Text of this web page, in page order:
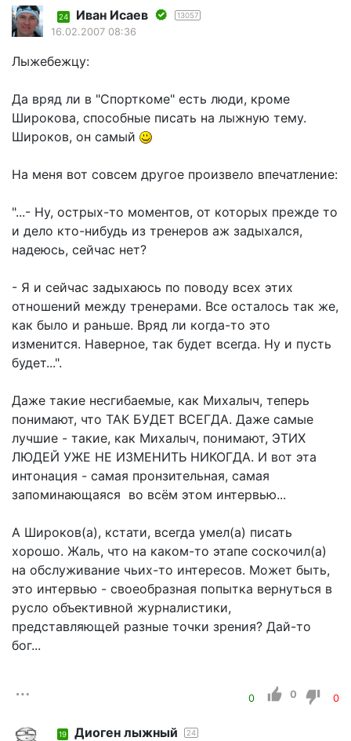
24 Иван Исаев 13057
16.02.2007 08:36
Лыжебежцу:
Да вряд ли в "Спорткоме" есть люди, кроме
Широкова, способные писать на лыжную тему.
Широков, он самый
На меня вот совсем другое произвело впечатление:
"...- Ну, острых-то моментов, от которых прежде то
и дело кто-нибудь из тренеров аж задыхался,
надеюсь, сейчас нет?
- Я и сейчас задыхаюсь по поводу всех этих
отношений между тренерами. Все осталось так же,
как было и раньше. Вряд ли когда-то это
изменится. Наверное, так будет всегда. Ну и пусть
будет...".
Даже такие несгибаемые, как Михалыч, теперь
понимают, что ТАК БУДЕТ ВСЕГДА. Даже самые
лучшие - такие, как Михалыч, понимают, ЭТИХ
ЛЮДЕЙ УЖЕ НЕ ИЗМЕНИТЬ НИКОГДА. И вот эта
интонация - самая пронзительная, самая
запоминающаяся во всём этом интервью...
А Широков(а), кстати, всегда умел(а) писать
хорошо. Жаль, что на каком-то этапе соскочил(а)
на обслуживание чьих-то интересов. Может быть,
это интервью - своеобразная попытка вернуться в
русло объективной журналистики,
представляющей разные точки зрения? Дай-то
бог...
0 0 0
19 Диоген лыжный 24